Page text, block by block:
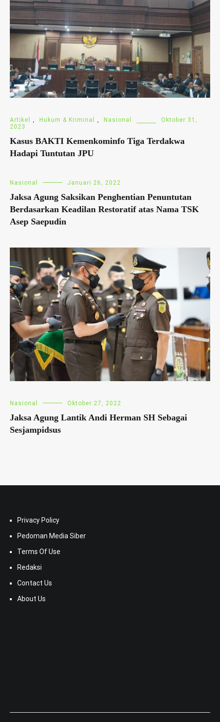
Artikel , Hukum & Kriminal , Nasional
Oktober 31,
2023
Kasus BAKTI Kemenkominfo Tiga Terdakwa
Hadapi Tuntutan JPU
Nasional Januari 26, 2022
Jaksa Agung Saksikan Penghentian Penuntutan
Berdasarkan Keadilan Restoratif atas Nama TSK
Asep Saepudin
Nasional Oktober 27, 2022
Jaksa Agung Lantik Andi Herman SH Sebagai
Sesjampidsus
Privacy Policy
Pedoman Media Siber
Terms Of Use
Redaksi
Contact Us
About Us